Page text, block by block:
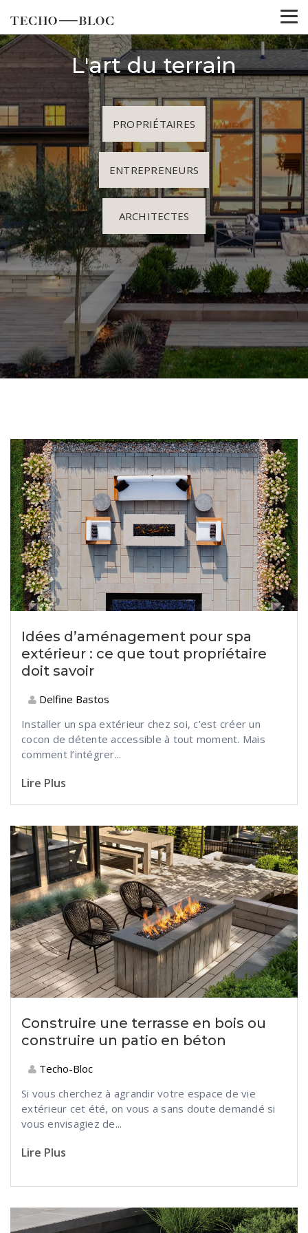
L'art du terrain
PROPRIÉTAIRES
ENTREPRENEURS
ARCHITECTES
Idées d’aménagement pour spa
extérieur : ce que tout propriétaire
doit savoir
Delfine Bastos
Installer un spa extérieur chez soi, c’est créer un
cocon de détente accessible à tout moment. Mais
comment l’intégrer...
Lire Plus
Construire une terrasse en bois ou
construire un patio en béton
Techo-Bloc
Si vous cherchez à agrandir votre espace de vie
extérieur cet été, on vous a sans doute demandé si
vous envisagiez de...
Lire Plus